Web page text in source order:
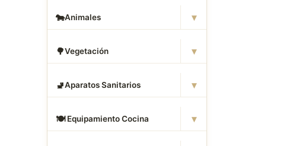
🐄Animales ▾
🌳Vegetación ▾
🚽Aparatos Sanitarios ▾
🍽️ Equipamiento Cocina ▾